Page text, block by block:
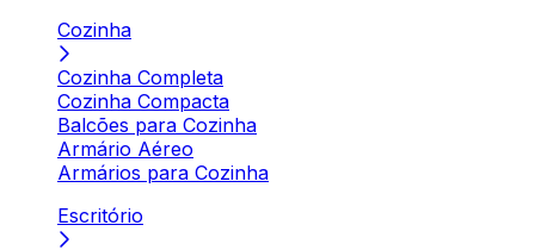
Cozinha
Cozinha Completa
Cozinha Compacta
Balcões para Cozinha
Armário Aéreo
Armários para Cozinha
Escritório